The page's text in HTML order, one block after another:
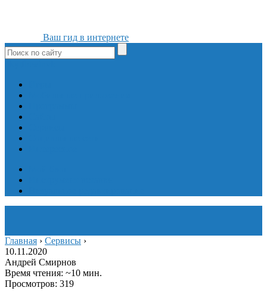
Ваш гид в интернете
Главная › Сервисы ›
10.11.2020
Андрей Смирнов
Время чтения: ~10 мин.
Просмотров: 319